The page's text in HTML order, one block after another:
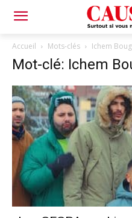
Accueil Mots-clés Ichem
Mot-clé: Ichem